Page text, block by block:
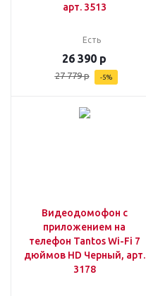
арт. 3513
Есть
26 390 р
27 779р -5%
Видеодомофон с
приложением на
телефон Tantos Wi-Fi 7
дюймов HD Черный, арт.
3178